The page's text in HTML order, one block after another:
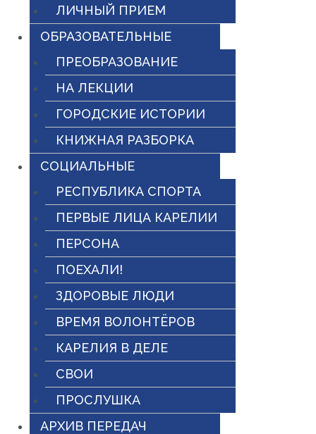
ЛИЧНЫЙ ПРИЕМ
ОБРАЗОВАТЕЛЬНЫЕ
ПРЕОБРАЗОВАНИЕ
НА ЛЕКЦИИ
ГОРОДСКИЕ ИСТОРИИ
КНИЖНАЯ РАЗБОРКА
СОЦИАЛЬНЫЕ
РЕСПУБЛИКА СПОРТА
ПЕРВЫЕ ЛИЦА КАРЕЛИИ
ПЕРСОНА
ПОЕХАЛИ!
ЗДОРОВЫЕ ЛЮДИ
ВРЕМЯ ВОЛОНТЁРОВ
КАРЕЛИЯ В ДЕЛЕ
СВОИ
ПРОСЛУШКА
АРХИВ ПЕРЕДАЧ